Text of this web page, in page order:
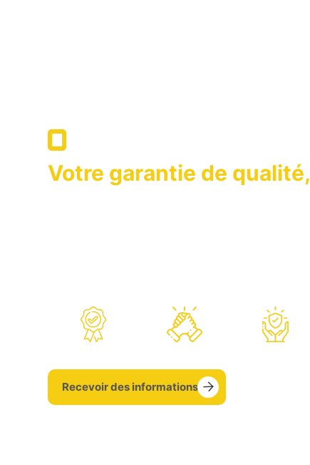
Votre garantie de qualité,
Recevoir des informations